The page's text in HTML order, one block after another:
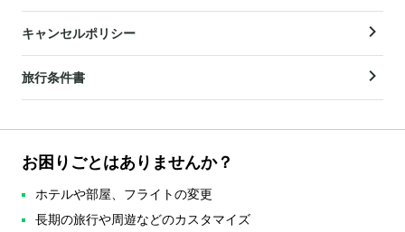
キャンセルポリシー
旅行条件書
お困りごとはありませんか？
ホテルや部屋、フライトの変更
長期の旅行や周遊などのカスタマイズ